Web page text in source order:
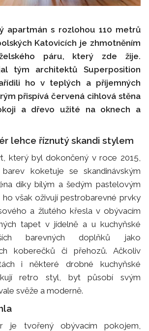
apartmán s rozlohou 110 metrů
Katovicích je zhmotněním
páru, který zde žije.
tým architektů Superposition
ho v teplých a příjemných
přispívá červená cihlová stěna
a dřevo užité na oknech a
lehce říznutý skandi stylem
který byl dokončený v roce 2015,
koketuje se skandinávským
díky bílým a šedým pastelovým
však oživují pestrobarevné prvky
a žlutého křesla v obývacím
tapet v jídelně a u kuchyňské
barevných doplňků jako
koberečků či přehozů. Ačkoliv
i některé drobné kuchyňské
retro styl, byt působí svým
svěže a moderně.
je tvořený obývacím pokojem,